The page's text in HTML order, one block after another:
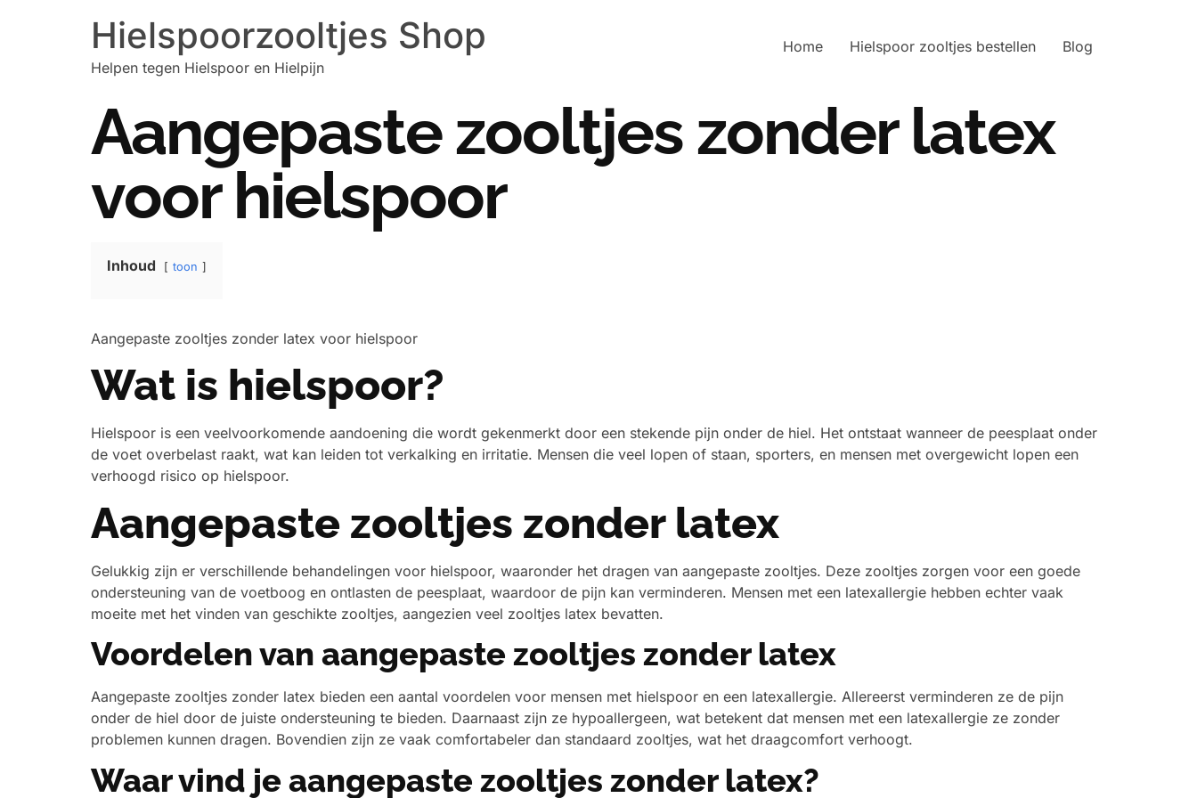
Hielspoorzooltjes Shop
Helpen tegen Hielspoor en Hielpijn
Home Hielspoor zooltjes bestellen Blog
Aangepaste zooltjes zonder latex
voor hielspoor
Inhoud toon
Aangepaste zooltjes zonder latex voor hielspoor
Wat is hielspoor?
Hielspoor is een veelvoorkomende aandoening die wordt gekenmerkt door een stekende pijn onder de hiel. Het ontstaat wanneer de peesplaat onder
de voet overbelast raakt, wat kan leiden tot verkalking en irritatie. Mensen die veel lopen of staan, sporters, en mensen met overgewicht lopen een
verhoogd risico op hielspoor.
Aangepaste zooltjes zonder latex
Gelukkig zijn er verschillende behandelingen voor hielspoor, waaronder het dragen van aangepaste zooltjes. Deze zooltjes zorgen voor een goede
ondersteuning van de voetboog en ontlasten de peesplaat, waardoor de pijn kan verminderen. Mensen met een latexallergie hebben echter vaak
moeite met het vinden van geschikte zooltjes, aangezien veel zooltjes latex bevatten.
Voordelen van aangepaste zooltjes zonder latex
Aangepaste zooltjes zonder latex bieden een aantal voordelen voor mensen met hielspoor en een latexallergie. Allereerst verminderen ze de pijn
onder de hiel door de juiste ondersteuning te bieden. Daarnaast zijn ze hypoallergeen, wat betekent dat mensen met een latexallergie ze zonder
problemen kunnen dragen. Bovendien zijn ze vaak comfortabeler dan standaard zooltjes, wat het draagcomfort verhoogt.
Waar vind je aangepaste zooltjes zonder latex?